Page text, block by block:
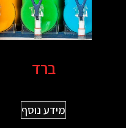
ברד
מידע נוסף